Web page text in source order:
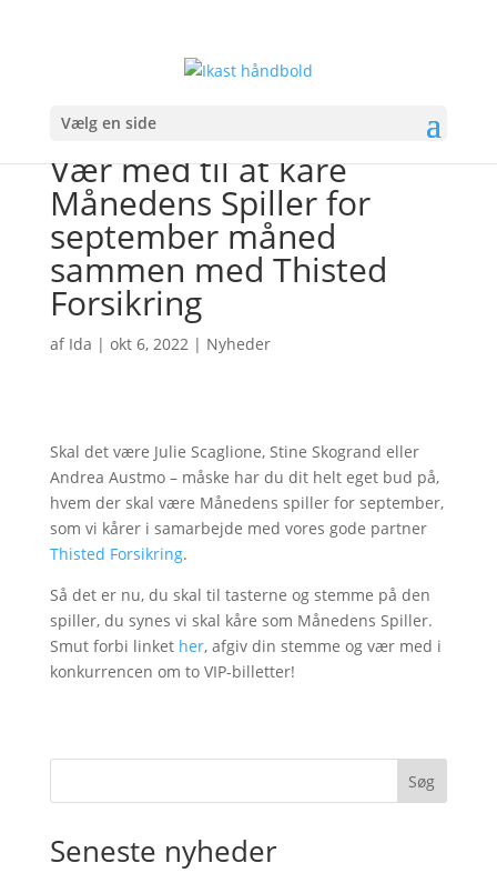
Vælg en side
Vær med til at kåre
Månedens Spiller for
september måned
sammen med Thisted
Forsikring
af Ida | okt 6, 2022| Nyheder
Skal det være Julie Scaglione, Stine Skogrand eller
Andrea Austmo – måske har du dit helt eget bud på,
hvem der skal være Månedens spiller for september,
som vi kårer i samarbejde med vores gode partner
Thisted Forsikring.
Så det er nu, du skal til tasterne og stemme på den
spiller, du synes vi skal kåre som Månedens Spiller.
Smut forbi linket her, afgiv din stemme og vær med i
konkurrencen om to VIP-billetter!
Søg
Seneste nyheder